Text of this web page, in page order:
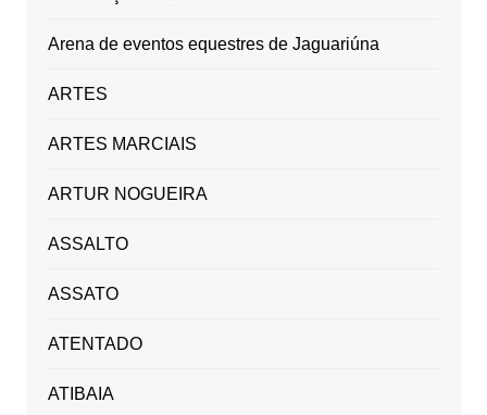
Arena de eventos equestres de Jaguariúna
ARTES
ARTES MARCIAIS
ARTUR NOGUEIRA
ASSALTO
ASSATO
ATENTADO
ATIBAIA